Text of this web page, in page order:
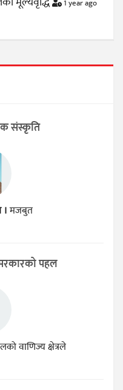
1 year ago
संस्कृति
मजबुत
सरकारको पहल
वाणिज्य क्षेत्रले